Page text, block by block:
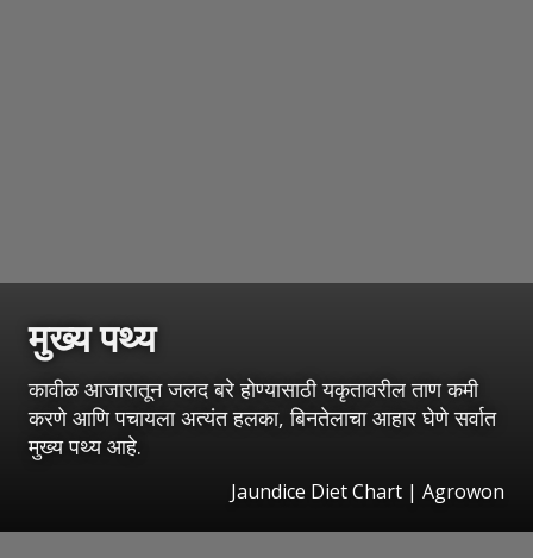
मुख्य पथ्य
कावीळ आजारातून जलद बरे होण्यासाठी यकृतावरील ताण कमी
करणे आणि पचायला अत्यंत हलका, बिनतेलाचा आहार घेणे सर्वात
मुख्य पथ्य आहे.
Jaundice Diet Chart | Agrowon